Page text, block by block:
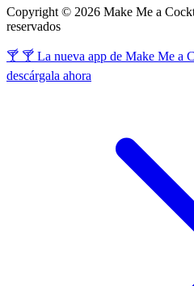
Copyright © 2026 Make Me a
reservados
🍸 🍸 La nueva app de Make Me a
descárgala ahora